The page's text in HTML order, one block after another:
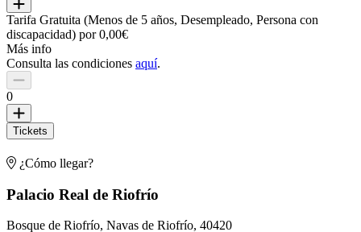
¿Cómo llegar?
Palacio Real de Riofrío
Bosque de Riofrío, Navas de Riofrío, 40420
Tarifa Gratuita (Menos de 5 años, Desempleado, Persona con
discapacidad) por 0,00€
Más info
Consulta las condiciones aquí.
0
Tickets